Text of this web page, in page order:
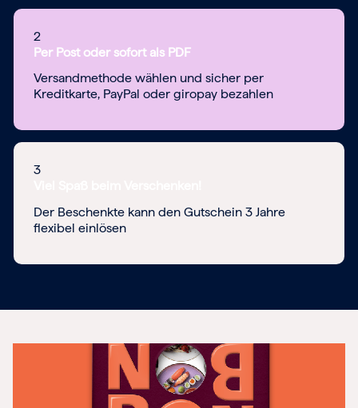
2
Per Post oder sofort als PDF
Versandmethode wählen und sicher per
Kreditkarte, PayPal oder giropay bezahlen
3
Der Beschenkte kann den Gutschein 3 Jahre
flexibel einlösen